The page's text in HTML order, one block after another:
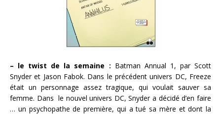
– le twist de la semaine : Batman Annual 1, par Scott
Snyder et Jason Fabok. Dans le précédent univers DC, Freeze
était un personnage assez tragique, qui voulait sauver sa
femme. Dans le nouvel univers DC, Snyder a décidé d’en faire
… un psychopathe de première, qui a tué sa mère et dont la